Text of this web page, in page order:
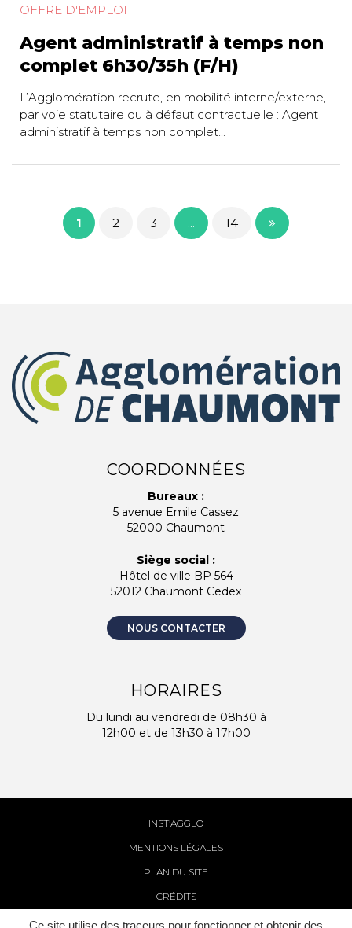
Ce site utilise des traceurs pour fonctionner et obtenir des
OFFRE D'EMPLOI
Agent administratif à temps non
complet 6h30/35h (F/H)
L’Agglomération recrute, en mobilité interne/externe,
par voie statutaire ou à défaut contractuelle : Agent
administratif à temps non complet...
1 2 3 ... 14
COORDONNÉES
Bureaux :
5 avenue Emile Cassez
52000 Chaumont
Siège social :
Hôtel de ville BP 564
52012 Chaumont Cedex
NOUS CONTACTER
HORAIRES
Du lundi au vendredi de 08h30 à
12h00 et de 13h30 à 17h00
INST’AGGLO
MENTIONS LÉGALES
PLAN DU SITE
CRÉDITS